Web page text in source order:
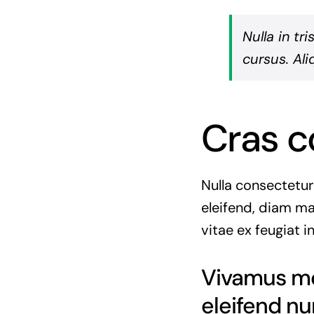
Nulla in
cursus.
Cras
Nulla
eleifend, diam
vitae ex feugiat
Vivamus
eleifend